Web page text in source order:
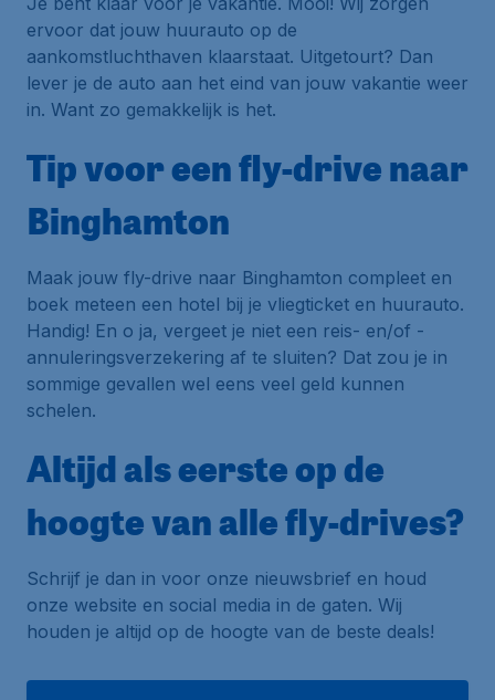
ervoor dat jouw huurauto op de
aankomstluchthaven klaarstaat. Uitgetourt? Dan
lever je de auto aan het eind van jouw vakantie weer
in. Want zo gemakkelijk is het.
Tip voor een fly-drive naar
Binghamton
Maak jouw fly-drive naar Binghamton compleet en
boek meteen een hotel bij je vliegticket en huurauto.
Handig! En o ja, vergeet je niet een reis- en/of -
annuleringsverzekering af te sluiten? Dat zou je in
sommige gevallen wel eens veel geld kunnen
schelen.
Altijd als eerste op de
hoogte van alle fly-drives?
Schrijf je dan in voor onze nieuwsbrief en houd
onze website en social media in de gaten. Wij
houden je altijd op de hoogte van de beste deals!